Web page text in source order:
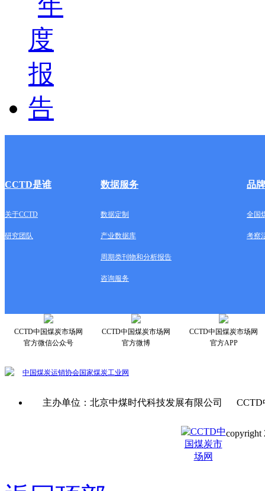
CCTD是谁 数据服务 品
关于CCTD 数据定制 全国
研究团队 产业数据库 考察
周期类刊物和分析报告
咨询服务
CCTD中国煤炭市场网
官方微信公众号
CCTD中国煤炭市场网
官方微博
CCTD中国煤炭市场网
官方APP
中国煤炭运销协会国家煤炭工业网
主办单位：北京中煤时代科技发展有限公司
copyright